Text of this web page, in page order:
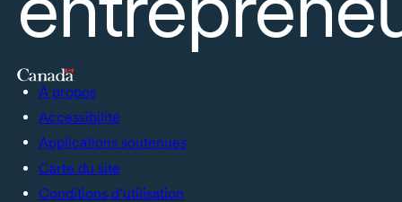
À propos
Accessibilité
Applications soutenues
Carte du site
Conditions d’utilisation